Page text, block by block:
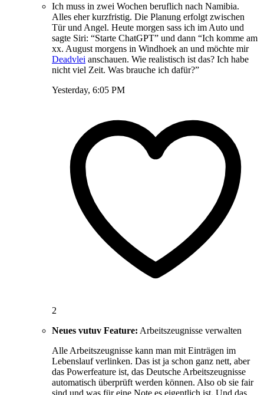
Ich muss in zwei Wochen beruflich nach Namibia.
Alles eher kurzfristig. Die Planung erfolgt zwischen
Tür und Angel. Heute morgen sass ich im Auto und
sagte Siri: “Starte ChatGPT” und dann “Ich komme am
xx. August morgens in Windhoek an und möchte mir
Deadvlei anschauen. Wie realistisch ist das? Ich habe
nicht viel Zeit. Was brauche ich dafür?”
Yesterday, 6:05 PM
2
Neues vutuv Feature: Arbeitszeugnisse verwalten
Alle Arbeitszeugnisse kann man mit Einträgen im
Lebenslauf verlinken. Das ist ja schon ganz nett, aber
das Powerfeature ist, das Deutsche Arbeitszeugnisse
automatisch überprüft werden können. Also ob sie fair